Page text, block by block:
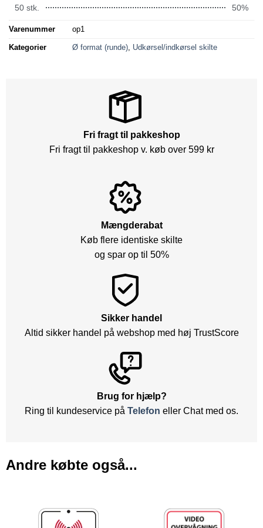
50 stk.
50%
Varenummer op1
Kategorier Ø format (runde), Udkørsel/indkørsel skilte
Fri fragt til pakkeshop
Fri fragt til pakkeshop v. køb over 599 kr
Mængderabat
Køb flere identiske skilte
og spar op til 50%
Sikker handel
Altid sikker handel på webshop med høj TrustScore
Brug for hjælp?
Ring til kundeservice på Telefon eller Chat med os.
Andre købte også...